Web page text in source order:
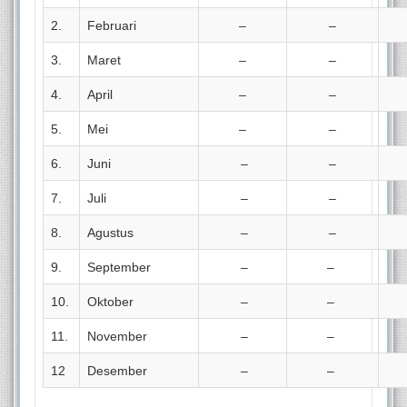
2. Februari – –
3. Maret – –
4. April – –
5. Mei – –
6. Juni – –
7. Juli – –
8. Agustus – –
9. September – –
10. Oktober – –
11. November – –
12 Desember – –